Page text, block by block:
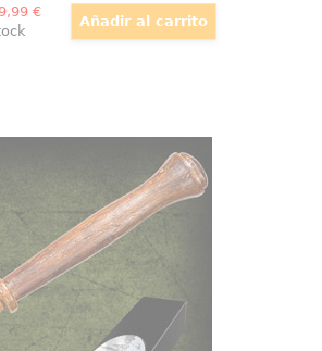
9,99€
réplica oficial de la
de Molly Weasley con
de la película Harry Potter,
de la Muerte (Harry
and the Deathly Hollow).
Viene en caja de regalo.